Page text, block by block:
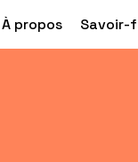
À propos Savoir-